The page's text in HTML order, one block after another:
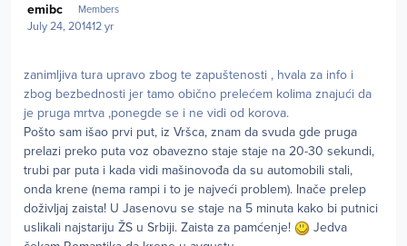
emibc Members
July 24, 201412 yr
zanimljiva tura upravo zbog te zapuštenosti , hvala za info i
zbog bezbednosti jer tamo obično prelećem kolima znajući da
je pruga mrtva ,ponegde se i ne vidi od korova.
Pošto sam išao prvi put, iz Vršca, znam da svuda gde pruga
prelazi preko puta voz obavezno staje staje na 20-30 sekundi,
trubi par puta i kada vidi mašinovođa da su automobili stali,
onda krene (nema rampi i to je najveći problem). Inače prelep
doživljaj zaista! U Jasenovu se staje na 5 minuta kako bi putnici
uslikali najstariju ŽS u Srbiji. Zaista za pamćenje!
Jedva